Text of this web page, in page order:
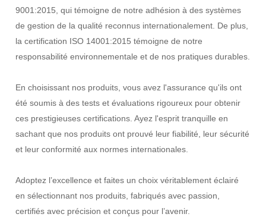
9001:2015, qui témoigne de notre adhésion à des systèmes
de gestion de la qualité reconnus internationalement. De plus,
la certification ISO 14001:2015 témoigne de notre
responsabilité environnementale et de nos pratiques durables.
En choisissant nos produits, vous avez l'assurance qu'ils ont
été soumis à des tests et évaluations rigoureux pour obtenir
ces prestigieuses certifications. Ayez l'esprit tranquille en
sachant que nos produits ont prouvé leur fiabilité, leur sécurité
et leur conformité aux normes internationales.
Adoptez l’excellence et faites un choix véritablement éclairé
en sélectionnant nos produits, fabriqués avec passion,
certifiés avec précision et conçus pour l’avenir.